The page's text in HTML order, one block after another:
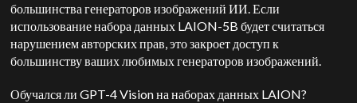
большинства генераторов изображений ИИ. Если
использование набора данных LAION-5B будет считаться
нарушением авторских прав, это закроет доступ к
большинству ваших любимых генераторов изображений.
Обучался ли GPT-4 Vision на наборах данных LAION?